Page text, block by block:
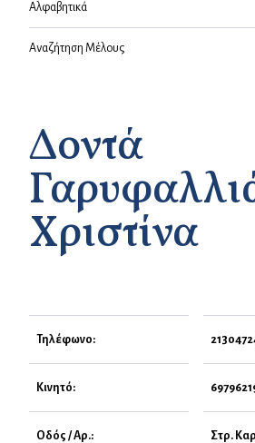
Αλφαβητικά
Αναζήτηση Μέλους
Δοντά
Χριστίνα
Τηλέφωνο:
Κινητό:
Οδός / Αρ.: Στρ.